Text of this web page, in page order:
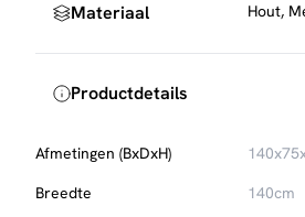
Materiaal Hout,
Productdetails
Afmetingen (BxDxH)
Breedte
140cm